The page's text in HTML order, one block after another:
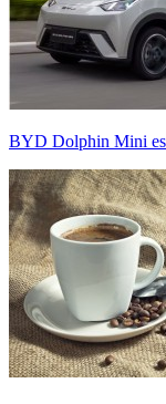
BYD Dolphin Mini